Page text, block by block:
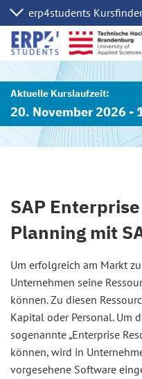
20. November 2026 -
SAP
Planning mit
Um erfolgreich am Markt
Unternehmen seine
können. Zu diesen
Kapital oder Personal. Um
sogenannte „Enterprise
können, wird in
vorgesehene Software